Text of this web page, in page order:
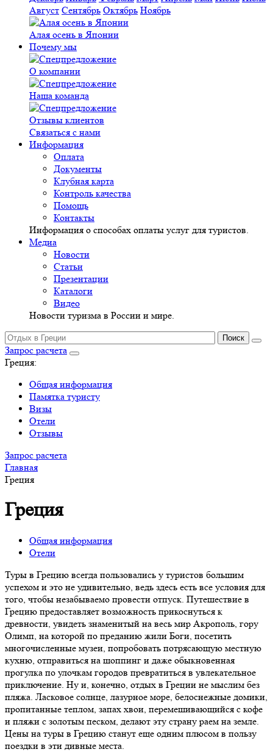
Август Сентябрь Октябрь Ноябрь
Алая осень в Японии
Почему мы
О компании
Наша команда
Отзывы клиентов
Связаться с нами
Информация
Оплата
Документы
Клубная карта
Контроль качества
Помощь
Контакты
Информация о способах оплаты услуг для туристов.
Медиа
Новости
Статьи
Презентации
Каталоги
Видео
Новости туризма в России и мире.
Запрос расчета
Греция:
Общая информация
Памятка туристу
Визы
Отели
Отзывы
Запрос расчета
Главная
Греция
Греция
Общая информация
Отели
Туры в Грецию всегда пользовались у туристов большим
успехом и это не удивительно, ведь здесь есть все условия для
того, чтобы незабываемо провести отпуск. Путешествие в
Грецию предоставляет возможность прикоснуться к
древности, увидеть знаменитый на весь мир Акрополь, гору
Олимп, на которой по преданию жили Боги, посетить
многочисленные музеи, попробовать потрясающую местную
кухню, отправиться на шоппинг и даже обыкновенная
прогулка по улочкам городов превратиться в увлекательное
приключение. Ну и, конечно, отдых в Греции не мыслим без
пляжа. Ласковое солнце, лазурное море, белоснежные домики,
пропитанные теплом, запах хвои, перемешивающийся с кофе
и пляжи с золотым песком, делают эту страну раем на земле.
Цены на туры в Грецию станут еще одним плюсом в пользу
поездки в эти дивные места.